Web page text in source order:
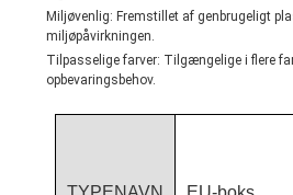
Miljøvenlig: Fremstillet af genbrugeligt
miljøpåvirkningen.
Tilpasselige farver: Tilgængelige i flere
opbevaringsbehov.